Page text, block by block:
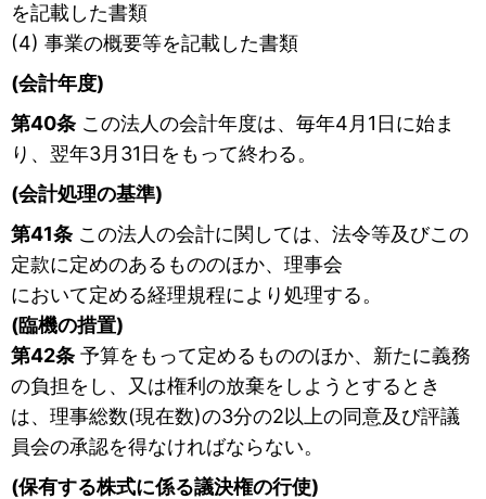
を記載した書類
(4) 事業の概要等を記載した書類
(会計年度)
第40条 この法人の会計年度は、毎年4月1日に始ま
り、翌年3月31日をもって終わる。
(会計処理の基準)
第41条 この法人の会計に関しては、法令等及びこの
定款に定めのあるもののほか、理事会
において定める経理規程により処理する。
(臨機の措置)
第42条 予算をもって定めるもののほか、新たに義務
の負担をし、又は権利の放棄をしようとするとき
は、理事総数(現在数)の3分の2以上の同意及び評議
員会の承認を得なければならない。
(保有する株式に係る議決権の行使)